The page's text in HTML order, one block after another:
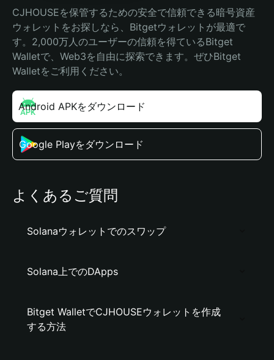
CJHOUSEを保管するための安全で信頼できる暗号資産
ウォレットをお探しなら、Bitgetウォレットが最適で
す。2,000万人のユーザーの信頼を得ているBitget
Walletで、Web3を自由に探索できます。ぜひBitget
Walletをご利用ください。
Android APKをダウンロード
Google Playをダウンロード
よくあるご質問
Solanaウォレットでのスワップ
Solana上でのDApps
Bitget WalletでCJHOUSEウォレットを作成
する方法